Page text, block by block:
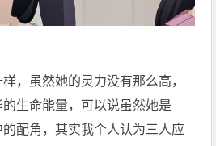
，虽然她的灵力没有那么高，
生命能量，可以说虽然她是
的配角，其实我个人认为三人应